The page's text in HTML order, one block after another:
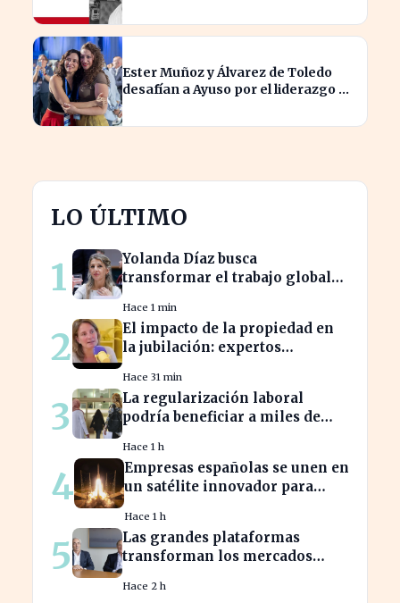
Ester Muñoz y Álvarez de Toledo
desafían a Ayuso por el liderazgo de
LO ÚLTIMO
1
Yolanda Díaz busca
transformar el trabajo global
laborales
Hace 1 min
2
El impacto de la propiedad en
la jubilación: expertos
tras los 40
Hace 31 min
3
La regularización laboral
podría beneficiar a miles de
año.
Hace 1 h
4
Empresas españolas se unen en
un satélite innovador para
europeas
Hace 1 h
5
Las grandes plataformas
transforman los mercados
competencia
Hace 2 h